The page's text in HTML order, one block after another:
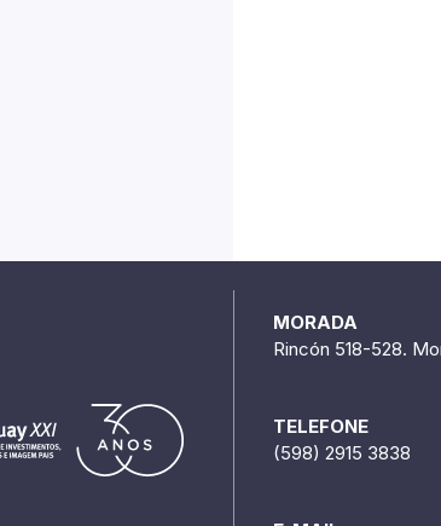
MORADA
Rincón 518-528.
TELEFONE
(598) 2915 3838